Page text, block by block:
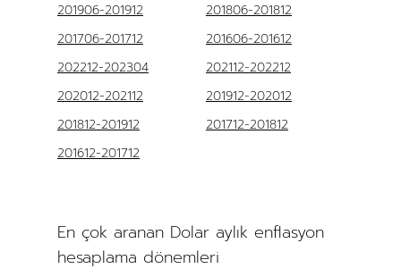
201906-201912
201806-201812
201706-201712
201606-201612
202212-202304
202112-202212
202012-202112
201912-202012
201812-201912
201712-201812
201612-201712
En çok aranan Dolar aylık enflasyon
hesaplama dönemleri